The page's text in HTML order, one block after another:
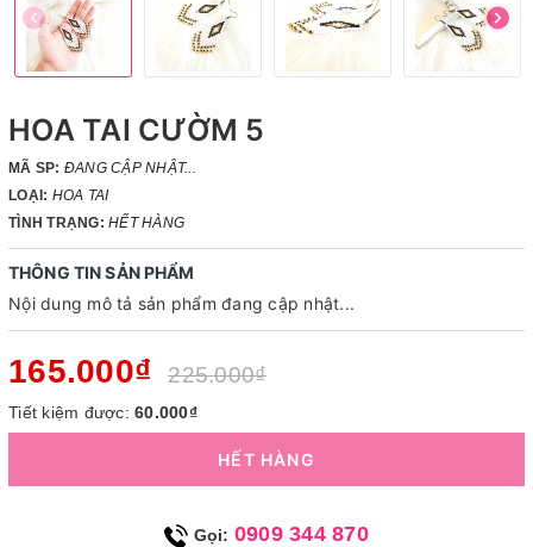
HOA TAI CƯỜM 5
MÃ SP: ĐANG CẬP NHẬT...
LOẠI: HOA TAI
TÌNH TRẠNG: HẾT HÀNG
THÔNG TIN SẢN PHẨM
Nội dung mô tả sản phẩm đang cập nhật...
165.000₫ 225.000₫
Tiết kiệm được: 60.000₫
HẾT HÀNG
Gọi: 0909 344 870